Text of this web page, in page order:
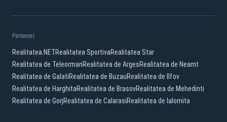
Parteneri:
Realitatea.NETRealitatea SportivaRealitatea Star
Realitatea de TeleormanRealitatea de ArgesRealitatea de Neamt
Realitatea de GalatiRealitatea de BuzauRealitatea de Ilfov
Realitatea de HarghitaRealitatea de BrasovRealitatea de Mehedinti
Realitatea de GorjRealitatea de CalarasiRealitatea de Ialomita